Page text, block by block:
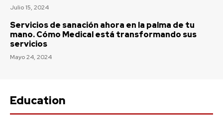
Julio 15, 2024
Servicios de sanación ahora en la palma de tu
mano. Cómo Medical está transformando sus
servicios
Mayo 24, 2024
Education